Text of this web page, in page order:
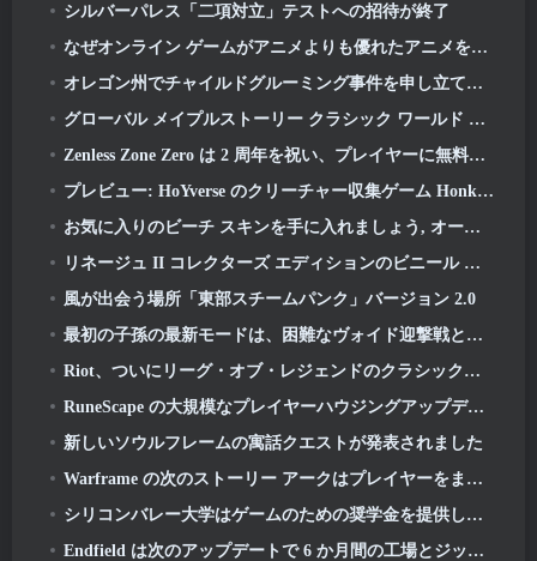
シルバーパレス「二項対立」テストへの招待が終了
なぜオンライン ゲームがアニメよりも優れたアニメを作るのか
オレゴン州でチャイルドグルーミング事件を申し立て、Robloxに対して新たな訴訟を起こす
グローバル メイプルストーリー クラシック ワールド セカンド クローズド テストへのサインアップ
Zenless Zone Zero は 2 周年を祝い、プレイヤーに無料の S ランク エージェントの選択を提供します
プレビュー: HoYverse のクリーチャー収集ゲーム Honkai について知っておくべきこと: リンクソウル
お気に入りのビーチ スキンを手に入れましょう, オーバーウォッチに夏のゲームが帰ってきた
リネージュ II コレクターズ エディションのビニール アルバムで 22 周年を祝う
風が出会う場所「東部スチームパンク」バージョン 2.0
最初の子孫の最新モードは、困難なヴォイド迎撃戦と深層を融合させます
Riot、ついにリーグ・オブ・レジェンドのクラシックモードの発売日を明らかに
RuneScape の大規模なプレイヤーハウジングアップデートを待つのはもう終わりです
新しいソウルフレームの寓話クエストが発表されました
Warframe の次のストーリー アークはプレイヤーをまったく新しいスター チャートに連れて行きます, タウシステム
シリコンバレー大学はゲームのための奨学金を提供していますが、その要件のいくつかは興味深いものです
Endfield は次のアップデートで 6 か月間の工場とジップラインを祝う